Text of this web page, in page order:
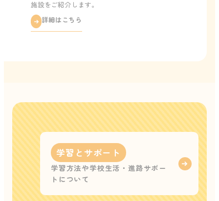
施設をご紹介します。
詳細はこちら
学習とサポート
学習方法や学校生活・進路サポー
トについて